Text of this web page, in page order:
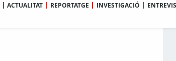
ACTUALITAT REPORTATGE INVESTIGACIÓ